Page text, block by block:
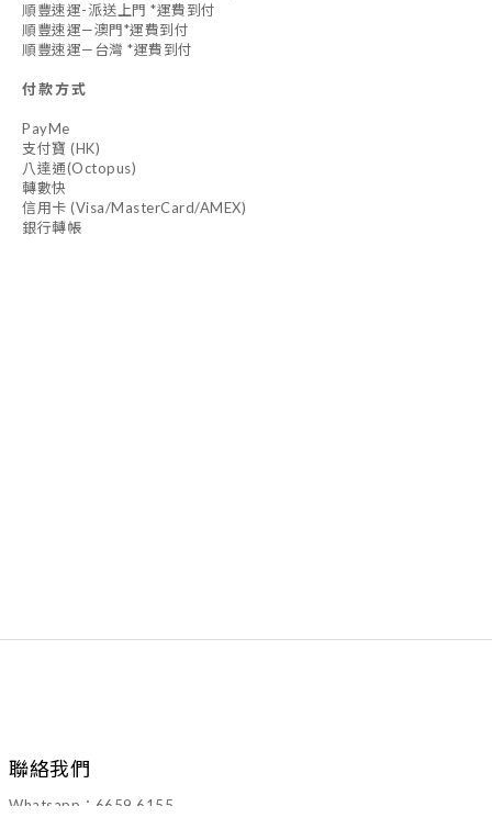
順豐速運-派送上門 *運費到付
順豐速運—澳門*運費到付
順豐速運—台灣 *運費到付
付款方式
PayMe
支付寶 (HK)
八達通(Octopus)
轉數快
信用卡 (Visa/MasterCard/AMEX)
銀行轉帳
聯絡我們
Whatsapp：6659 6155